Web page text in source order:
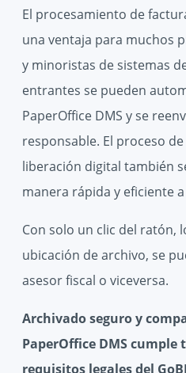
El procesamiento de
una ventaja para muchos
y minoristas de sistemas
entrantes se pueden
PaperOffice DMS y se
responsable. El proceso
liberación digital también
manera rápida y eficiente
Con solo un clic del ratón,
ubicación de archivo, se
asesor fiscal o viceversa.
Archivado seguro y
PaperOffice DMS cumple
requisitos legales del